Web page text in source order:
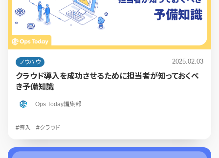
ノウハウ 2025.02.03
クラウド導入を成功させるために担当者が知っておくべ
き予備知識
Ops Today編集部
#導入 #クラウド